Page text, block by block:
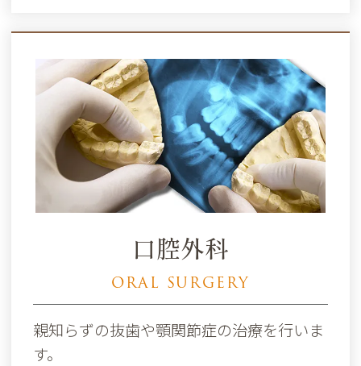
口腔外科
ORAL SURGERY
親知らずの抜歯や顎関節症の治療を行いま
す。